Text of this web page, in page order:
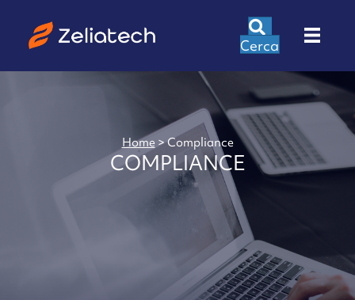
Cerca
Home >Compliance
COMPLIANCE